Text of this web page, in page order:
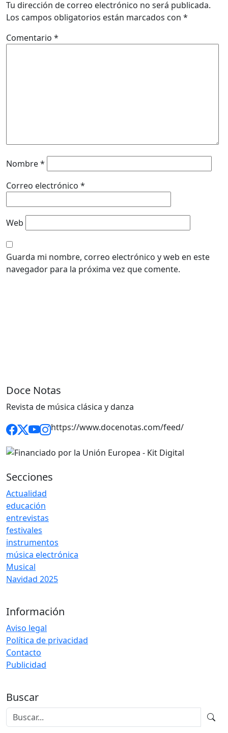
Tu dirección de correo electrónico no será publicada.
Los campos obligatorios están marcados con *
Comentario *
Nombre*
Correo electrónico *
Web
Guarda mi nombre, correo electrónico y web en este
navegador para la próxima vez que comente.
Doce Notas
Revista de música clásica y danza
https://www.docenotas.com/feed/
Secciones
Actualidad
educación
entrevistas
festivales
instrumentos
música electrónica
Musical
Navidad 2025
Información
Aviso legal
Política de privacidad
Contacto
Publicidad
Buscar